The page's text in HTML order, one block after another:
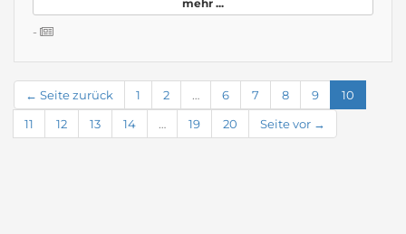
mehr ...
-
← Seite zurück 1 2 … 6 7 8 9
10
11
12 13 14 … 19 20 Seite vor →